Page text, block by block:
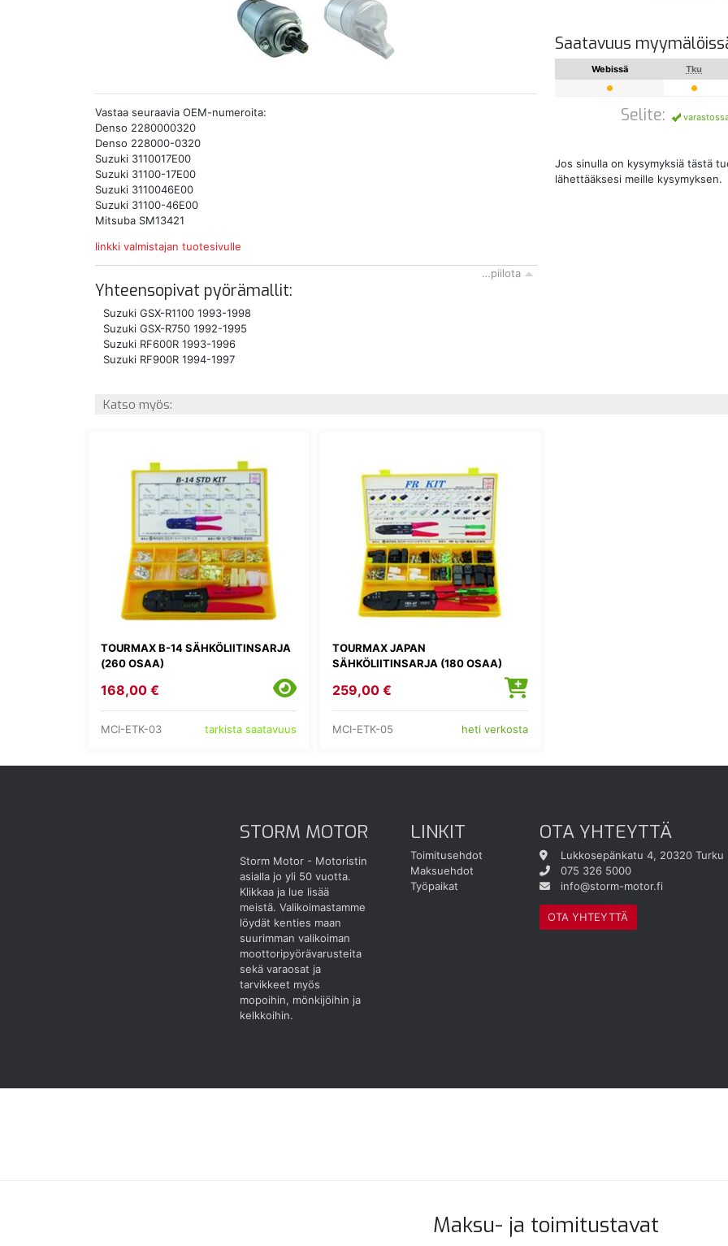
Saatavuus
Webissä Tku
Selite:
Jos sinulla on kysymyksiä tästä
lähettääksesi meille kysymyksen.
Vastaa seuraavia OEM-numeroita:
Denso 2280000320
Denso 228000-0320
Suzuki 3110017E00
Suzuki 31100-17E00
Suzuki 3110046E00
Suzuki 31100-46E00
Mitsuba SM13421
linkki valmistajan tuotesivulle
…piilota
Yhteensopivat pyörämallit:
Suzuki GSX-R1100 1993-1998
Suzuki GSX-R750 1992-1995
Suzuki RF600R 1993-1996
Suzuki RF900R 1994-1997
Katso myös:
TOURMAX B-14 SÄHKÖLIITINSARJA
(260 OSAA)
168,00 €
MCI-ETK-03 tarkista saatavuus
TOURMAX JAPAN
SÄHKÖLIITINSARJA (180 OSAA)
259,00 €
MCI-ETK-05 heti verkosta
STORM MOTOR
Storm Motor - Motoristin
asialla jo yli 50 vuotta.
Klikkaa ja lue lisää
meistä. Valikoimastamme
löydät kenties maan
suurimman valikoiman
moottoripyörävarusteita
sekä varaosat ja
tarvikkeet myös
mopoihin, mönkijöihin ja
kelkkoihin.
LINKIT
Toimitusehdot
Maksuehdot
Työpaikat
OTA YHTEYTTÄ
Lukkosepänkatu 4, 20320 Turku
075 326 5000
info@storm-motor.fi
OTA YHTEYTTÄ
Maksu- ja toimitustavat